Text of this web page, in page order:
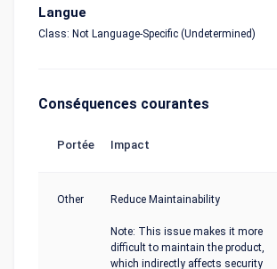
Langue
Class: Not Language-Specific (Undetermined)
Conséquences courantes
Portée Impact
Other Reduce Maintainability
Note: This issue makes it more
difficult to maintain the product,
which indirectly affects security